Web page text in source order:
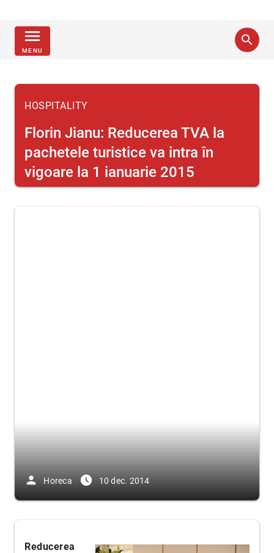
menu
MENU
search
HOSPITALITY
Florin Jianu: Reducerea TVA la
pachetele turistice va intra în
vigoare la 1 ianuarie 2015
person Horeca access_time_filled 10 dec. 2014
Reducerea